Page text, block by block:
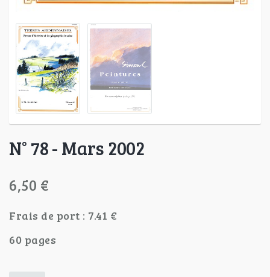
N° 78 - Mars 2002
6,50 €
Frais de port : 7.41 €
60 pages